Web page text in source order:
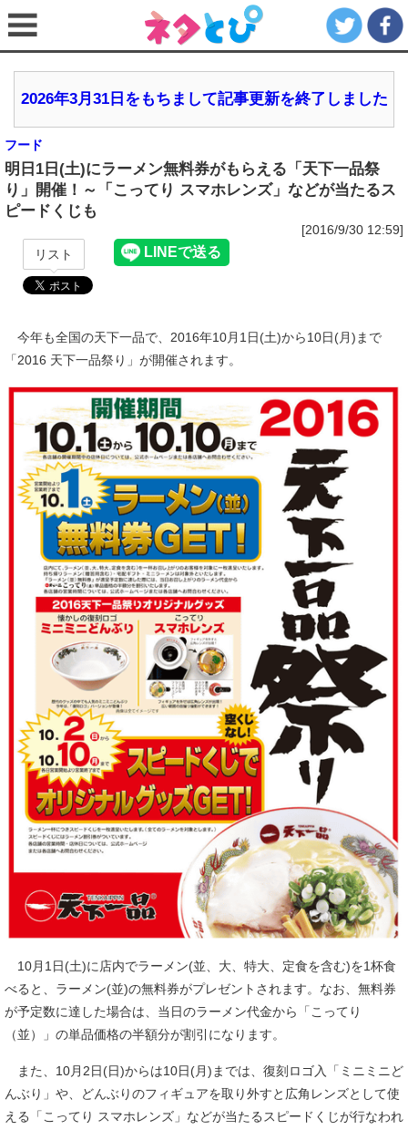
2026年3月31日をもちまして記事更新を終了しました
フード
明日1日(土)にラーメン無料券がもらえる「天下一品祭
り」開催！～「こってり スマホレンズ」などが当たるス
ピードくじも
[2016/9/30 12:59]
リスト
今年も全国の天下一品で、2016年10月1日(土)から10日(月)まで
「2016 天下一品祭り」が開催されます。
10月1日(土)に店内でラーメン(並、大、特大、定食を含む)を1杯食
べると、ラーメン(並)の無料券がプレゼントされます。なお、無料券
が予定数に達した場合は、当日のラーメン代金から「こってり
（並）」の単品価格の半額分が割引になります。
また、10月2日(日)からは10日(月)までは、復刻ロゴ入「ミニミニど
んぶり」や、どんぶりのフィギュアを取り外すと広角レンズとして使
える「こってり スマホレンズ」などが当たるスピードくじが行なわれ